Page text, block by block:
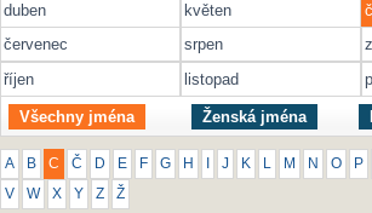
duben
květen
červenec
srpen
říjen
listopad
Všechny jména Ženská jména
A B C Č D E F G H J K M N O P
V W X Y Z Ž